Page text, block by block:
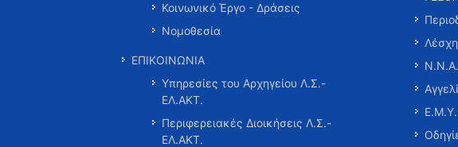
Κοινωνικό Έργο - Δράσεις
Νομοθεσία
ΕΠΙΚΟΙΝΩΝΙΑ
Υπηρεσίες του Αρχηγείου Λ.Σ.-
ΕΛ.ΑΚΤ.
Περιφερειακές Διοικήσεις Λ.Σ.-
ΕΛ.ΑΚΤ.
Ν.Ν.Α.
Ε.Μ.Υ.